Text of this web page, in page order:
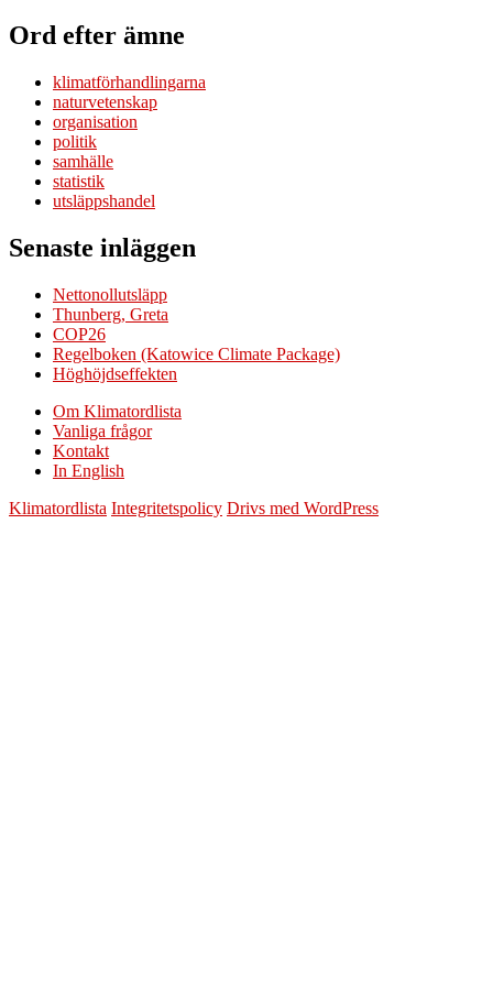
Ord efter ämne
klimatförhandlingarna
naturvetenskap
organisation
politik
samhälle
statistik
utsläppshandel
Senaste inläggen
Nettonollutsläpp
Thunberg, Greta
COP26
Regelboken (Katowice Climate Package)
Höghöjdseffekten
Om Klimatordlista
Vanliga frågor
Kontakt
In English
Klimatordlista Integritetspolicy Drivs med WordPress